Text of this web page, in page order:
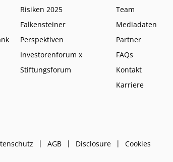
Risiken 2025
Falkensteiner
Perspektiven
Investorenforum x
Stiftungsforum
Team
Mediadaten
Partner
FAQs
Kontakt
Karriere
AGB Disclosure Cookies